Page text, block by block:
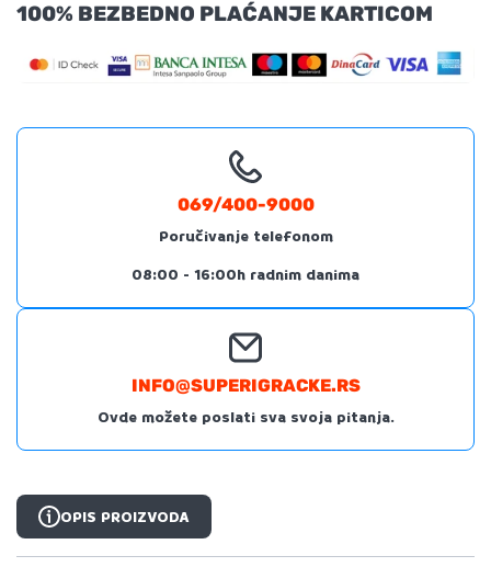
100% BEZBEDNO PLAĆANJE KARTICOM
069/400-9000
Poručivanje telefonom
08:00 - 16:00h radnim danima
INFO@SUPERIGRACKE.RS
Ovde možete poslati sva svoja pitanja.
OPIS PROIZVODA